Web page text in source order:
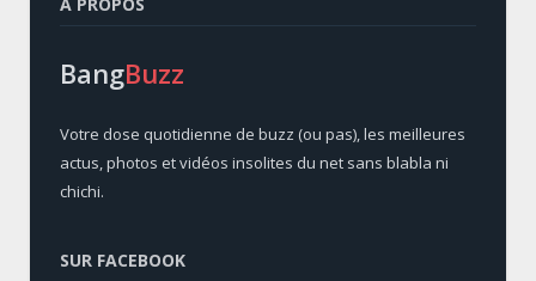
BangBuzz
Votre dose quotidienne de buzz (ou pas), les meilleures
actus, photos et vidéos insolites du net sans blabla ni
chichi.
SUR FACEBOOK